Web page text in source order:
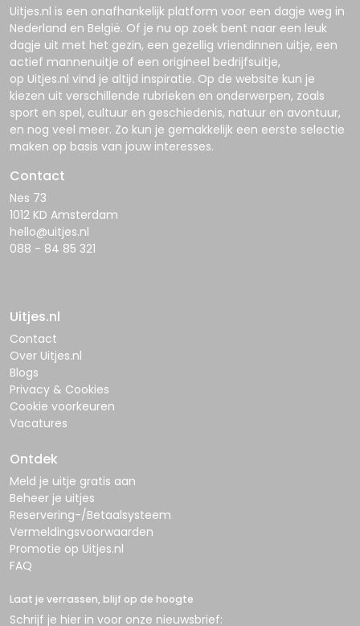
Uitjes.nl is een onafhankelijk platform voor een dagje weg in
Nederland en België. Of je nu op zoek bent naar een leuk
dagje uit met het gezin, een gezellig vriendinnen uitje, een
actief mannenuitje of een origineel bedrijfsuitje,
op Uitjes.nl vind je altijd inspiratie. Op de website kun je
kiezen uit verschillende rubrieken en onderwerpen, zoals
sport en spel, cultuur en geschiedenis, natuur en avontuur,
en nog veel meer. Zo kun je gemakkelijk een eerste selectie
maken op basis van jouw interesses.
Contact
Nes 73
1012 KD Amsterdam
hello@uitjes.nl
088 - 84 85 321
Uitjes.nl
Contact
Over Uitjes.nl
Blogs
Privacy & Cookies
Cookie voorkeuren
Vacatures
Ontdek
Meld je uitje gratis aan
Beheer je uitjes
Reservering-/Betaalsysteem
Vermeldingsvoorwaarden
Promotie op Uitjes.nl
FAQ
Laat je verrassen, blijf op de hoogte
Schrijf je hier in voor onze nieuwsbrief: